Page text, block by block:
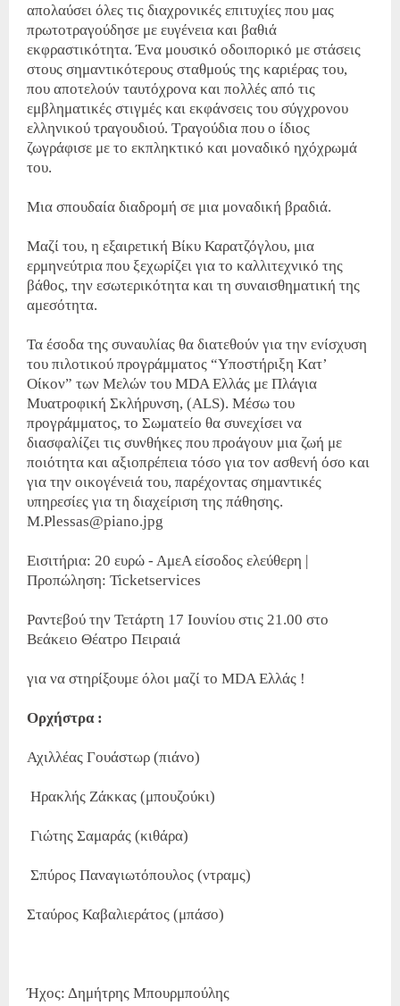
απολαύσει όλες τις διαχρονικές επιτυχίες που μας
πρωτοτραγούδησε με ευγένεια και βαθιά
εκφραστικότητα. Ένα μουσικό οδοιπορικό με στάσεις
στους σημαντικότερους σταθμούς της καριέρας του,
που αποτελούν ταυτόχρονα και πολλές από τις
εμβληματικές στιγμές και εκφάνσεις του σύγχρονου
ελληνικού τραγουδιού. Τραγούδια που ο ίδιος
ζωγράφισε με το εκπληκτικό και μοναδικό ηχόχρωμά
του.
Μια σπουδαία διαδρομή σε μια μοναδική βραδιά.
Μαζί του, η εξαιρετική Βίκυ Καρατζόγλου, μια
ερμηνεύτρια που ξεχωρίζει για το καλλιτεχνικό της
βάθος, την εσωτερικότητα και τη συναισθηματική της
αμεσότητα.
Τα έσοδα της συναυλίας θα διατεθούν για την ενίσχυση
του πιλοτικού προγράμματος “Υποστήριξη Kατ’
Oίκον” των Mελών του MDA Ελλάς με Πλάγια
Μυατροφική Σκλήρυνση, (ALS). Μέσω του
προγράμματος, το Σωματείο θα συνεχίσει να
διασφαλίζει τις συνθήκες που προάγουν μια ζωή με
ποιότητα και αξιοπρέπεια τόσο για τον ασθενή όσο και
για την οικογένειά του, παρέχοντας σημαντικές
υπηρεσίες για τη διαχείριση της πάθησης.
M.Plessas@piano.jpg
Εισιτήρια: 20 ευρώ - ΑμεΑ είσοδος ελεύθερη |
Προπώληση: Ticketservices
Ραντεβού την Τετάρτη 17 Ιουνίου στις 21.00 στο
Βεάκειο Θέατρο Πειραιά
για να στηρίξουμε όλοι μαζί το MDA Ελλάς !
Ορχήστρα :
Αχιλλέας Γουάστωρ (πιάνο)
Ηρακλής Ζάκκας (μπουζούκι)
Γιώτης Σαμαράς (κιθάρα)
Σπύρος Παναγιωτόπουλος (ντραμς)
Σταύρος Καβαλιεράτος (μπάσο)
Ήχος: Δημήτρης Μπουρμπούλης